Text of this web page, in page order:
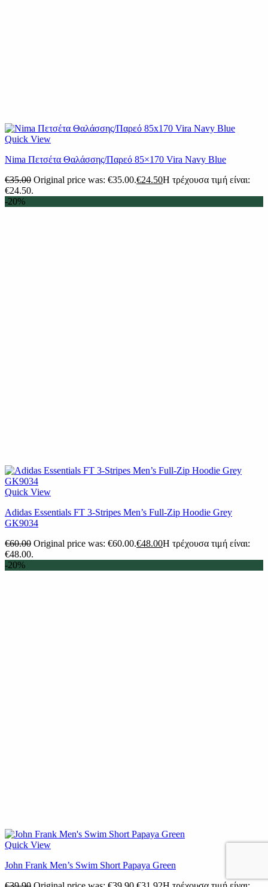
Quick View
Nima Πετσέτα Θαλάσσης/Παρεό 85×170 Vira Navy Blue
€35.00 Original price was: €35.00.€24.50Η τρέχουσα τιμή είναι:
€24.50.
-20%
Quick View
Adidas Essentials FT 3-Stripes Men’s Full-Zip Hoodie Grey
GK9034
€60.00 Original price was: €60.00.€48.00Η τρέχουσα τιμή είναι:
€48.00.
-20%
Quick View
John Frank Men’s Swim Short Papaya Green